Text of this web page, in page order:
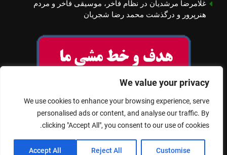
We value your privacy
We use cookies to enhance your browsing experience, serve
personalised ads or content, and analyse our traffic. By
clicking "Accept All", you consent to our use of cookies.
Customise
Reject All
Accept All
غلامرضا مرشدیان در نظام فاخر، موسیقی فاخر و مردم
هنرپرور و درگذشت محمد رضا شجریان